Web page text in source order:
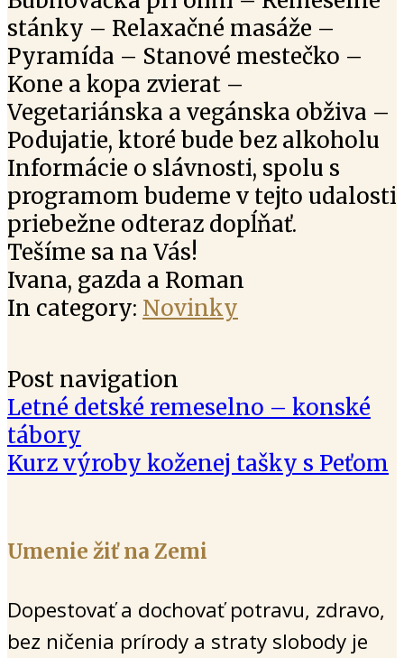
stánky – Relaxačné masáže –
Pyramída – Stanové mestečko –
Kone a kopa zvierat –
Vegetariánska a vegánska obživa –
Podujatie, ktoré bude bez alkoholu
Informácie o slávnosti, spolu s
programom budeme v tejto udalosti
priebežne odteraz dopĺňať.
Tešíme sa na Vás!
Ivana, gazda a Roman
In category: Novinky
Post navigation
Letné detské remeselno – konské
tábory
Kurz výroby koženej tašky s Peťom
Umenie žiť na Zemi
Dopestovať a dochovať potravu, zdravo,
bez ničenia prírody a straty slobody je